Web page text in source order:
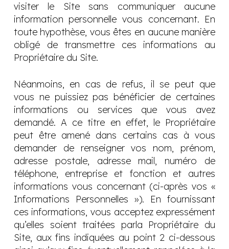
visiter le Site sans communiquer aucune
information personnelle vous concernant. En
toute hypothèse, vous êtes en aucune manière
obligé de transmettre ces informations au
Propriétaire du Site.
Néanmoins, en cas de refus, il se peut que
vous ne puissiez pas bénéficier de certaines
informations ou services que vous avez
demandé. A ce titre en effet, le Propriétaire
peut être amené dans certains cas à vous
demander de renseigner vos nom, prénom,
adresse postale, adresse mail, numéro de
téléphone, entreprise et fonction et autres
informations vous concernant (ci-après vos «
Informations Personnelles »). En fournissant
ces informations, vous acceptez expressément
qu’elles soient traitées parla Propriétaire du
Site, aux fins indiquées au point 2 ci-dessous